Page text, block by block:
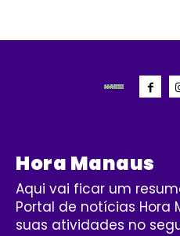
Hora Manaus
Aqui vai ficar um
Portal de notícias Hora
suas atividades no